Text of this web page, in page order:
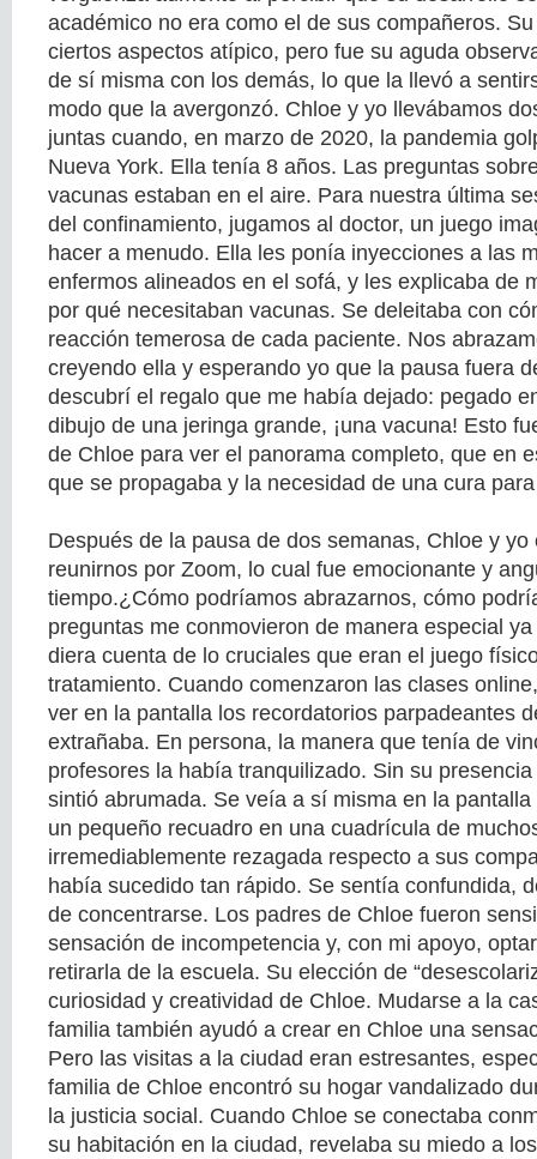
académico no era como el de sus compañeros.
ciertos aspectos atípico, pero fue su aguda
de sí misma con los demás, lo que la llevó a
modo que la avergonzó. Chloe y yo llevábamos
juntas cuando, en marzo de 2020, la pandemia
Nueva York. Ella tenía 8 años. Las preguntas
vacunas estaban en el aire. Para nuestra última
del confinamiento, jugamos al doctor, un juego
hacer a menudo. Ella les ponía inyecciones a las
enfermos alineados en el sofá, y les explicaba de
por qué necesitaban vacunas. Se deleitaba con
reacción temerosa de cada paciente. Nos
creyendo ella y esperando yo que la pausa fuera
descubrí el regalo que me había dejado: pegado
dibujo de una jeringa grande, ¡una vacuna! Esto
de Chloe para ver el panorama completo, que en
que se propagaba y la necesidad de una cura
Después de la pausa de dos semanas, Chloe y yo
reunirnos por Zoom, lo cual fue emocionante y
tiempo.¿Cómo podríamos abrazarnos, cómo
preguntas me conmovieron de manera especial
diera cuenta de lo cruciales que eran el juego
tratamiento. Cuando comenzaron las clases
ver en la pantalla los recordatorios parpadeantes
extrañaba. En persona, la manera que tenía de
profesores la había tranquilizado. Sin su
sintió abrumada. Se veía a sí misma en la
un pequeño recuadro en una cuadrícula de
irremediablemente rezagada respecto a sus
había sucedido tan rápido. Se sentía confundida,
de concentrarse. Los padres de Chloe fueron
sensación de incompetencia y, con mi apoyo,
retirarla de la escuela. Su elección de
curiosidad y creatividad de Chloe. Mudarse a la
familia también ayudó a crear en Chloe una
Pero las visitas a la ciudad eran estresantes,
familia de Chloe encontró su hogar vandalizado
la justicia social. Cuando Chloe se conectaba
su habitación en la ciudad, revelaba su miedo a